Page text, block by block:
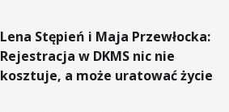
Lena Stępień i Maja Przewłocka:
Rejestracja w DKMS nic nie
kosztuje, a może uratować życie